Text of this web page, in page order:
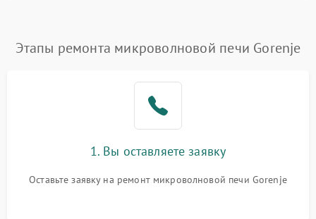
Подробнее →
2200 ₽
Не работают сенсорные
Этапы ремонта микроволновой печи Gorenje
1. Вы оставляете заявку
Оставьте заявку на ремонт микроволновой печи Gorenje